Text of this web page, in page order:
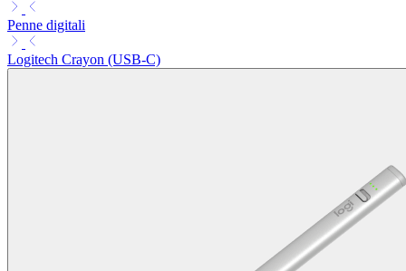
Penne digitali
Logitech Crayon (USB-C)